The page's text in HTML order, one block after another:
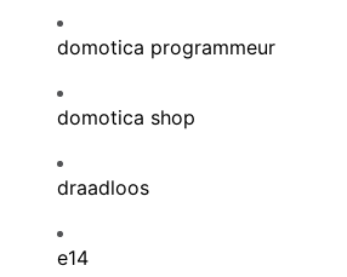
domotica programmeur
domotica shop
draadloos
e14